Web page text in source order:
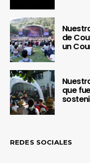
de
un
que
REDES SOCIALES